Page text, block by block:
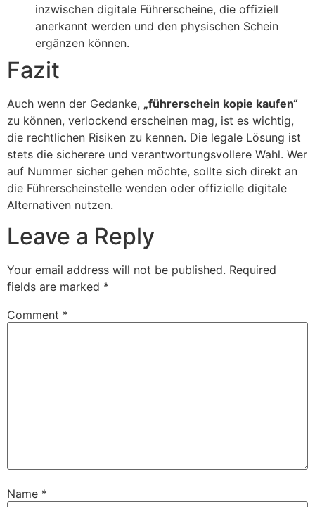
inzwischen digitale Führerscheine, die offiziell
anerkannt werden und den physischen Schein
ergänzen können.
Fazit
Auch wenn der Gedanke, „führerschein kopie kaufen“
zu können, verlockend erscheinen mag, ist es wichtig,
die rechtlichen Risiken zu kennen. Die legale Lösung ist
stets die sicherere und verantwortungsvollere Wahl. Wer
auf Nummer sicher gehen möchte, sollte sich direkt an
die Führerscheinstelle wenden oder offizielle digitale
Alternativen nutzen.
Leave a Reply
Your email address will not be published. Required
fields are marked *
Comment *
Name *